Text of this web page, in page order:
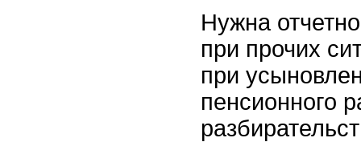
Нужна
при прочих
при
пенсионного